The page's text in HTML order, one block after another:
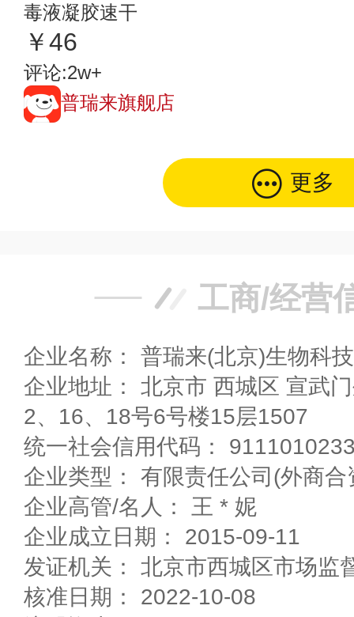
毒液凝胶速干
￥46
评论:2w+
普瑞来旗舰店
更多
工商/经营
企业名称： 普瑞来(北京)生物科
企业地址： 北京市 西城区 宣武门外大街6、8、10、1
2、16、18号6号楼15层1507
统一社会信用代码：
企业类型： 有限责任公司(外商合
企业高管/名人： 王 * 妮
企业成立日期： 2015-09-11
发证机关： 北京市西城区市场监
核准日期： 2022-10-08